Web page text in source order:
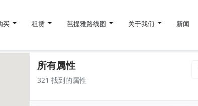
买 租赁 芭提雅路线图 关于我们 新闻
所有属性
321 找到的属性